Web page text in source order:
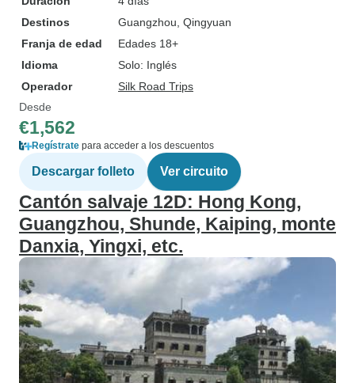
Destinos
Guangzhou , Qingyuan
Franja de edad
Edades 18+
Idioma
Solo: Inglés
Operador
Silk Road Trips
Desde
€1,562
Regístrate para acceder a los descuentos
Descargar folleto Ver circuito
Cantón salvaje 12D: Hong Kong,
Guangzhou, Shunde, Kaiping, monte
Danxia, Yingxi, etc.